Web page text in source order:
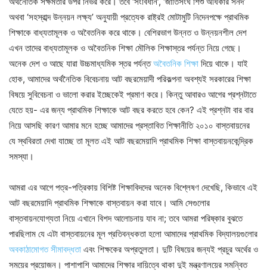
অথবা ‘সহস্রাব্দ উন্নয়ন লক্ষ্য’ অনুযায়ী প্রত্যেক রাষ্ট্রই মোটামুটি নিদেনপক্ষে প্রাথমিক
শিক্ষাকে বাধ্যতামূলক ও অবৈতনিক করে থাকে। বেশিরভাগ উন্নত ও উন্নয়নশীল দেশ
এখন তাদের বাধ্যতামূলক ও অবৈতনিক শিক্ষা মৌলিক শিক্ষাস্তর পর্যন্ত নিয়ে গেছে।
অনেক দেশ ও আছে যারা উচ্চমাধ্যমিক স্তর পর্যন্তঅবৈতনিক শিক্ষা দিয়ে থাকে। যাই
হোক, আমাদের অর্থনৈতিক বিবেচনায় আট বছরমেয়াদী পরিকল্পনা অবশ্যই সরকারের শিক্ষা
বিষয়ে সুবিবেচনা ও ভালো করার ইচ্ছেকেই প্রমাণ করে। কিন্তু আবারও আগের প্রশ্নটাতে
যেতে হয়- এর জন্য প্রাথমিক শিক্ষাকে আট বছর করতে হবে কেন? এই প্রশ্নটা বার বার
নিয়ে আসছি কারণ আমার মনে হচ্ছে আমাদের প্রস্তাবিত শিক্ষানীতি ২০১০ বাস্তবায়নের
যে স্থবিরতা দেখা যাচ্ছে তা মূলত এই আট বছরমেয়াদি প্রাথমিক শিক্ষা বাস্তবায়নকেন্দ্রিক
সমস্যা।
আমরা এর আগে পত্র-পত্রিকায় বিশিষ্ট শিক্ষাবিদদের অনেক বিশ্লেষণ দেখেছি, কিভাবে এই
আট বছরমেয়াদি প্রাথমিক শিক্ষাকে বাস্তবায়ন করা যাবে। আমি সেগুলোর
বাস্তবায়নযোগ্যতা নিয়ে এখানে বিশদ আলোচনায় যাব না; তবে আমরা পরিষ্কার বুঝতে
পারছিলাম যে এটা বাস্তবায়নের মূল প্রতিবন্ধকতা হলো আমাদের প্রাথমিক বিদ্যালয়গুলোর
অবকাঠামোগত সীমাবদ্ধতা এবং শিক্ষকের অপ্রতুলতা। দুটি বিষয়ের জন্যই প্রচুর অর্থের ও
সময়ের প্রয়োজন। পাশাপাশি আমাদের শিক্ষার দায়িত্বে থাকা দুই মন্ত্রণালয়ের সমন্বিত